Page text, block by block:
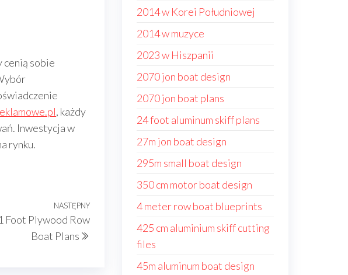
cenią sobie
, każdy
Inwestycja w
rynku.
Następny
wpis
NASTĘPNY
Foot Plywood Row
Boat Plans
2014 w Korei Południowej
2014 w muzyce
2023 w Hiszpanii
2070 jon boat design
2070 jon boat plans
24 foot aluminum skiff plans
27m jon boat design
295m small boat design
350 cm motor boat design
4 meter row boat blueprints
425 cm aluminium skiff cutting
files
45m aluminum boat design